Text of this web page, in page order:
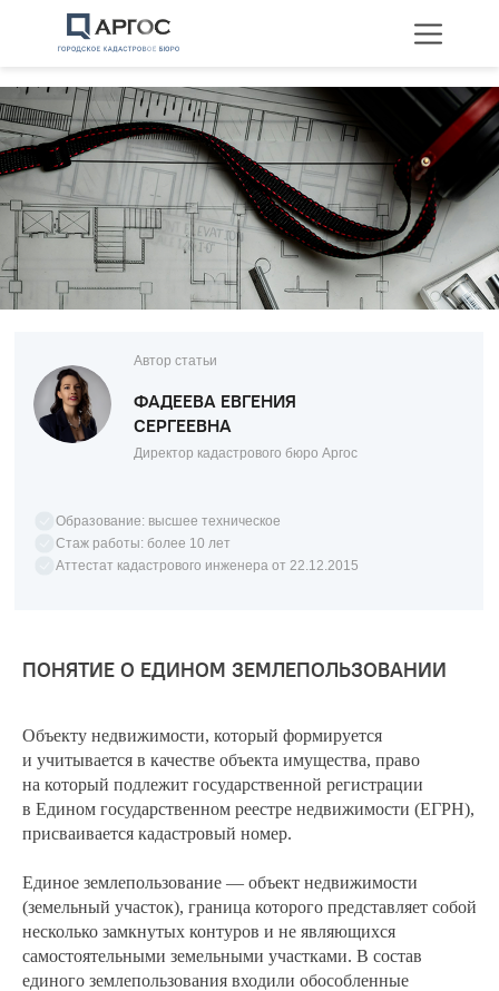
Технические планы
Межевание
Перепланировка
Директор кадастрового бюро Аргос
Автор статьи
ФАДЕЕВА ЕВГЕНИЯ
СЕРГЕЕВНА
Образование: высшее техническое
Стаж работы: более 10 лет
Аттестат кадастрового инженера от 22.12.2015
ПОНЯТИЕ О ЕДИНОМ ЗЕМЛЕПОЛЬЗОВАНИИ
Объекту недвижимости, который формируется
и учитывается в качестве объекта имущества, право
на который подлежит государственной регистрации
в Едином государственном реестре недвижимости (ЕГРН),
присваивается кадастровый номер.
Единое землепользование — объект недвижимости
(земельный участок), граница которого представляет собой
несколько замкнутых контуров и не являющихся
самостоятельными земельными участками. В состав
единого землепользования входили обособленные